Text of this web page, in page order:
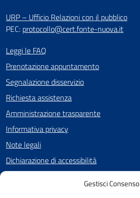
Gestisci Consenso
URP – Ufficio Relazioni con il pubblico
PEC: protocollo@cert.fonte-nuova.it
Leggi le FAQ
Prenotazione appuntamento
Segnalazione disservizio
Richiesta assistenza
Amministrazione trasparente
Informativa privacy
Note legali
Dichiarazione di accessibilità